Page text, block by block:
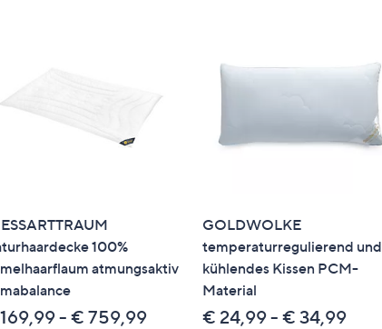
100%
atmungsaktiv
- € 759,99
GOLDWOLKE
temperaturregulierend und
kühlendes Kissen PCM-
Material
€ 24,99 - € 34,99